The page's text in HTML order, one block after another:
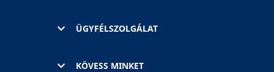
ÜGYFÉLSZOLGÁLAT
KÖVESS MINKET